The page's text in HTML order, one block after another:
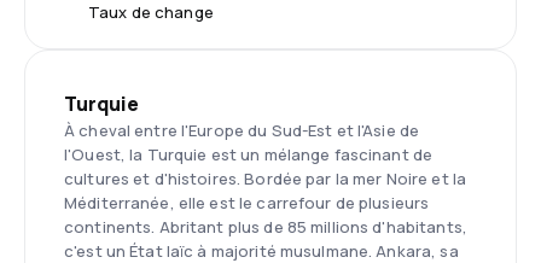
Taux de change
Turquie
À cheval entre l'Europe du Sud-Est et l'Asie de
l'Ouest, la Turquie est un mélange fascinant de
cultures et d'histoires. Bordée par la mer Noire et la
Méditerranée, elle est le carrefour de plusieurs
continents. Abritant plus de 85 millions d'habitants,
c'est un État laïc à majorité musulmane. Ankara, sa